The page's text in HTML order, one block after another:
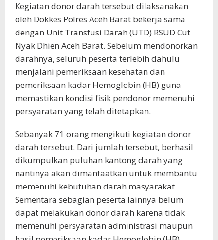
Kegiatan donor darah tersebut dilaksanakan
oleh Dokkes Polres Aceh Barat bekerja sama
dengan Unit Transfusi Darah (UTD) RSUD Cut
Nyak Dhien Aceh Barat. Sebelum mendonorkan
darahnya, seluruh peserta terlebih dahulu
menjalani pemeriksaan kesehatan dan
pemeriksaan kadar Hemoglobin (HB) guna
memastikan kondisi fisik pendonor memenuhi
persyaratan yang telah ditetapkan.
Sebanyak 71 orang mengikuti kegiatan donor
darah tersebut. Dari jumlah tersebut, berhasil
dikumpulkan puluhan kantong darah yang
nantinya akan dimanfaatkan untuk membantu
memenuhi kebutuhan darah masyarakat.
Sementara sebagian peserta lainnya belum
dapat melakukan donor darah karena tidak
memenuhi persyaratan administrasi maupun